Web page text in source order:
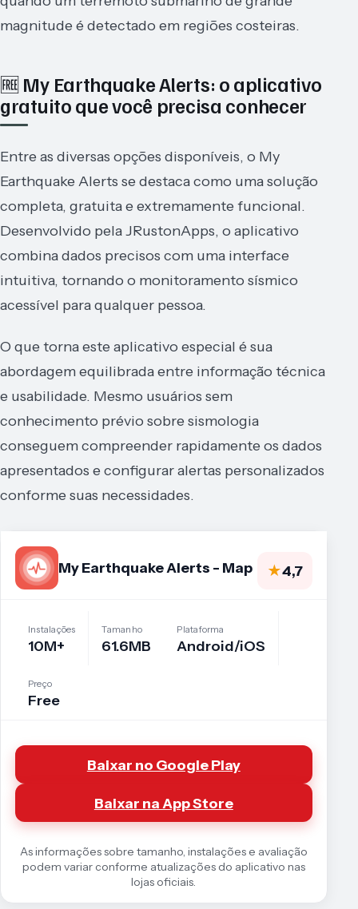
magnitude é detectado em regiões costeiras.
🆓 My Earthquake Alerts: o aplicativo
gratuito que você precisa conhecer
Entre as diversas opções disponíveis, o My
Earthquake Alerts se destaca como uma solução
completa, gratuita e extremamente funcional.
Desenvolvido pela JRustonApps, o aplicativo
combina dados precisos com uma interface
intuitiva, tornando o monitoramento sísmico
acessível para qualquer pessoa.
O que torna este aplicativo especial é sua
abordagem equilibrada entre informação técnica
e usabilidade. Mesmo usuários sem
conhecimento prévio sobre sismologia
conseguem compreender rapidamente os dados
apresentados e configurar alertas personalizados
conforme suas necessidades.
My Earthquake Alerts - Map ★4,7
Instalações
10M+
Tamanho
61.6MB
Plataforma
Android/iOS
Preço
Free
Baixar no Google Play
Baixar na App Store
As informações sobre tamanho, instalações e avaliação
podem variar conforme atualizações do aplicativo nas
lojas oficiais.